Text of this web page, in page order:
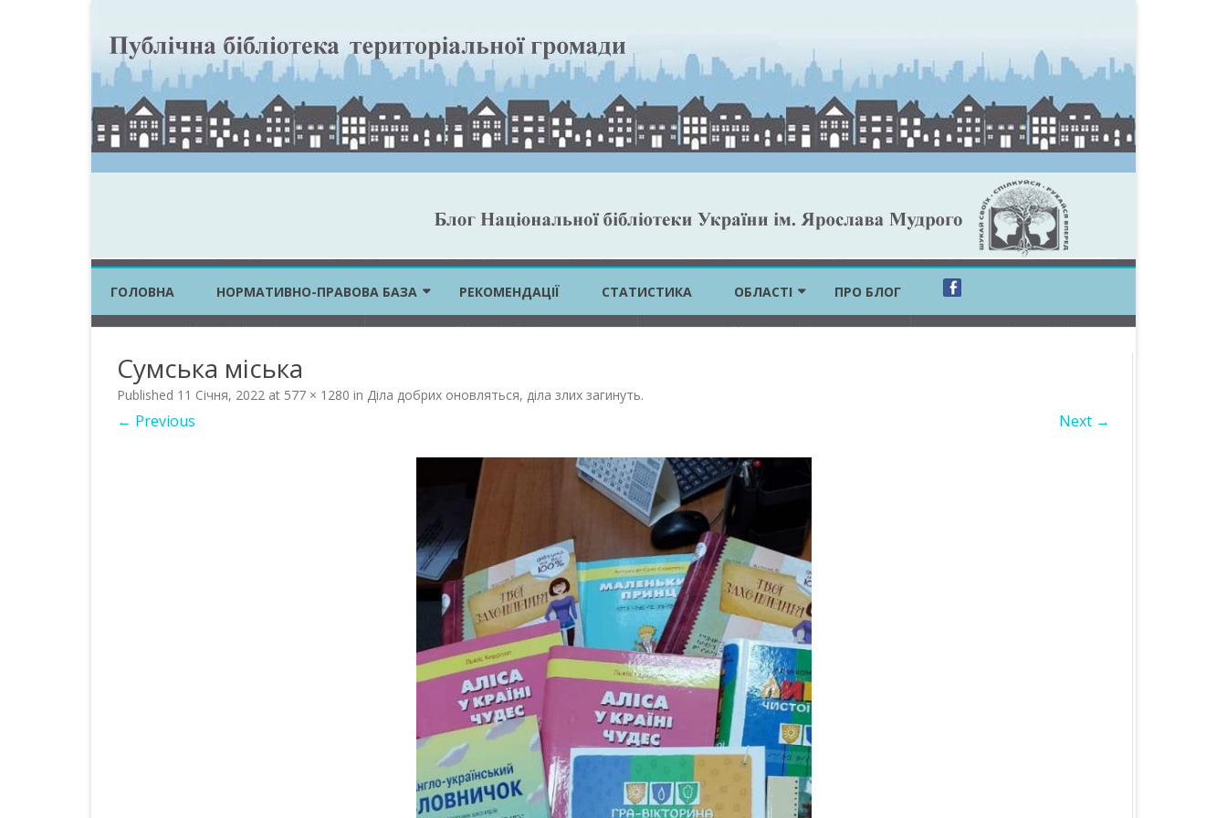
to
ГОЛОВНА НОРМАТИВНО-ПРАВОВА БАЗА
ПОСТАНОВИ КМУ
РЕКОМЕНДАЦІЇ СТАТИСТИКА ОБЛАСТІ
ЖИТОМИРСЬКА ОБЛАСТЬ
ЗАПОРІЗЬКА ОБЛАСТЬ
ІВАНО-ФРАНКІВСЬКА ОБЛАСТЬ
М. КИЇВ
КИЇВСЬКА ОБЛАСТЬ
КІРОВОГРАДСЬКА ОБЛАСТЬ
ЛУГАНСЬКА ОБЛАСТЬ
ЛЬВІВСЬКА ОБЛАСТЬ
ПРО БЛОГ
Сумська міська
Published 11 Січня, 2022 at 577 × 1280 in Діла добрих оновляться, діла злих загинуть.
← Previous Next →